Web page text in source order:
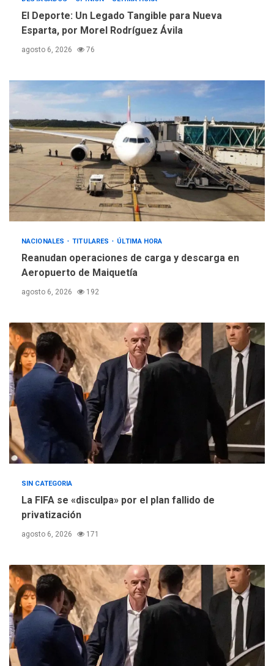
El Deporte: Un Legado Tangible para Nueva
Esparta, por Morel Rodríguez Ávila
agosto 6, 2026 76
NACIONALES TITULARES ÚLTIMA HORA
Reanudan operaciones de carga y descarga en
Aeropuerto de Maiquetía
agosto 6, 2026 192
SIN CATEGORIA
La FIFA se «disculpa» por el plan fallido de
privatización
agosto 6, 2026 171